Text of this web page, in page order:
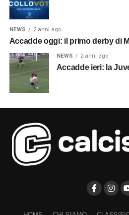
NEWS 2 anni ago
Accadde oggi: il primo derby di
NEWS 2 anni ago
Accadde ieri: la